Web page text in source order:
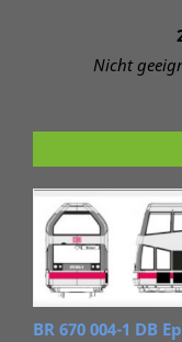
Nicht
BR 670 004-1 DB